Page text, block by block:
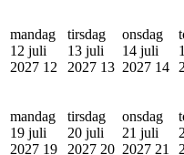
mandag
12 juli
2027 12
tirsdag
13 juli
2027 13
onsdag
14 juli
2027 14
mandag
19 juli
2027 19
tirsdag
20 juli
2027 20
onsdag
21 juli
2027 21